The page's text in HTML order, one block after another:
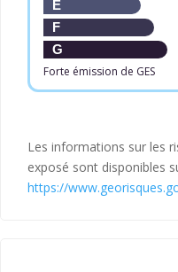
E
F
G
Forte émission de GES
Les informations sur les
exposé sont disponibles
https://